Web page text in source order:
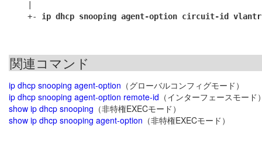
    +-
ip dhcp snooping agent-option circuit-id
関連コマンド
ip dhcp snooping agent-option （グローバルコンフィグモード）
ip dhcp snooping agent-option remote-id （インターフェースモード
show ip dhcp snooping （非特権EXECモード）
show ip dhcp snooping agent-option （非特権EXECモード）